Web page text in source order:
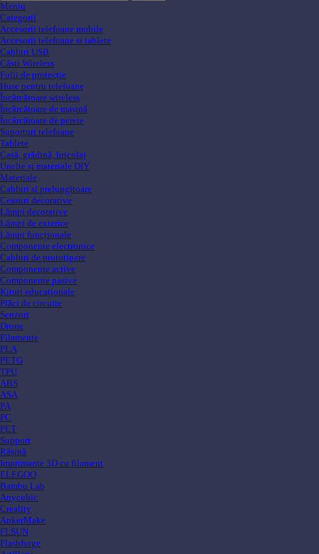
Meniu
Categorii
Accesorii telefoane mobile
Accesorii telefoane si tablete
Cabluri USB
Căsti Wireless
Folii de protecție
Huse pentru telefoane
Încărcătoare wireless
Încărcătoare de mașină
Încărcătoare de perete
Suporturi telefoane
Tablete
Casă, grădină, bricolaj
Unelte și materiale DIY
Materiale
Cabluri si prelungitoare
Ceasuri decorative
Lămpi decorative
Lămpi de exterior
Lămpi funcționale
Componente electronice
Cabluri de prototipare
Componente active
Componente pasive
Kituri educaționale
Plăci de circuite
Senzori
Drone
Filamente
PLA
PETG
TPU
ABS
ASA
PA
PC
PET
Support
Rășină
Imprimante 3D cu filament
ELEGOO
Bambu Lab
Anycubic
Creality
AnkerMake
FLSUN
Flashforge